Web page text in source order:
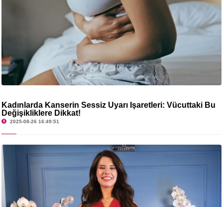
Kadınlarda Kanserin Sessiz Uyarı İşaretleri: Vücuttaki Bu
Değişikliklere Dikkat!
2025-08-26 16:49:51